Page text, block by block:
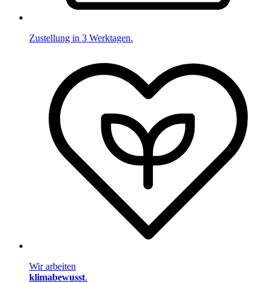
Zustellung in 3 Werktagen.
Wir arbeiten
klimabewusst.